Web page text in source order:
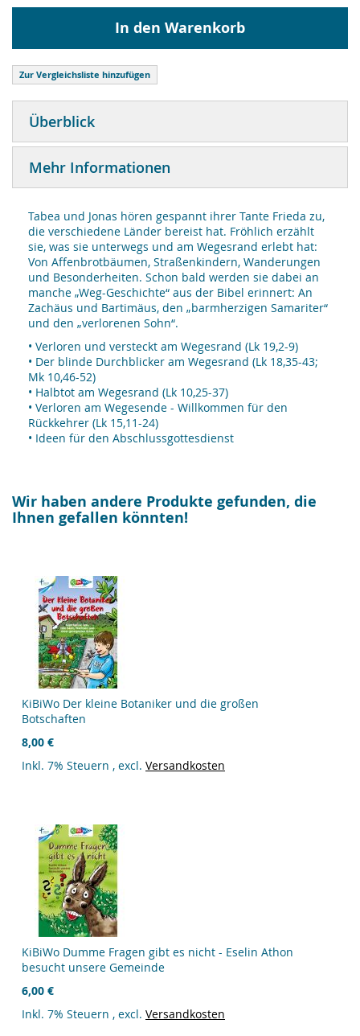
In den Warenkorb
Zur Vergleichsliste hinzufügen
Überblick
Mehr Informationen
Tabea und Jonas hören gespannt ihrer Tante Frieda zu,
die verschiedene Länder bereist hat. Fröhlich erzählt
sie, was sie unterwegs und am Wegesrand erlebt hat:
Von Affenbrotbäumen, Straßenkindern, Wanderungen
und Besonderheiten. Schon bald werden sie dabei an
manche „Weg-Geschichte“ aus der Bibel erinnert: An
Zachäus und Bartimäus, den „barmherzigen Samariter“
und den „verlorenen Sohn“.
• Verloren und versteckt am Wegesrand (Lk 19,2-9)
• Der blinde Durchblicker am Wegesrand (Lk 18,35-43;
Mk 10,46-52)
• Halbtot am Wegesrand (Lk 10,25-37)
• Verloren am Wegesende - Willkommen für den
Rückkehrer (Lk 15,11-24)
• Ideen für den Abschlussgottesdienst
Wir haben andere Produkte gefunden, die
Ihnen gefallen könnten!
KiBiWo Der kleine Botaniker und die großen
Botschaften
8,00 €
Inkl. 7% Steuern , excl. Versandkosten
KiBiWo Dumme Fragen gibt es nicht - Eselin Athon
besucht unsere Gemeinde
6,00 €
Inkl. 7% Steuern , excl. Versandkosten